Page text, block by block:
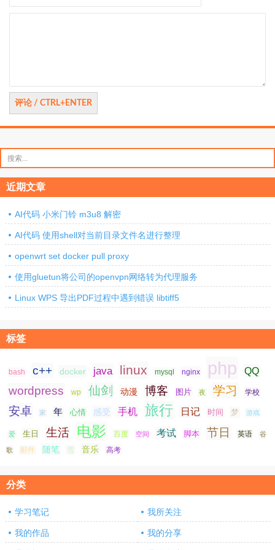
索：
近期文章
AI代码 小米门铃 m3u8 解密
AI代码 使用shell对当前目录文件名进行整理
openwrt set docker pull proxy
使用gluetun将公司的openvpn网络转为代理服务
Linux WPS 导出PDF过程中遇到错误 libtiff5
标签
bash c++ docker java linux mysql nginx php QQ
wordpress wp 仙剑 动漫 博客 图片 夜 学习 学校
安卓 家 年 心情 感受 手机 旅行 日记 时间 梦 游戏
爱 生日 生活 电影 百度 空间 考试 脚本 节日 英语 谷
歌 邮件 随笔 雪 音乐 高考
分类
学习笔记 我所关注
我的作品 我的分享